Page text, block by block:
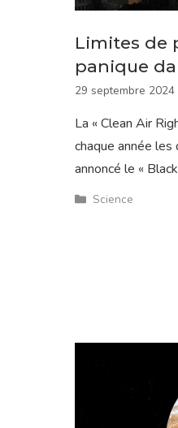
Limites de
panique
29 septembre 2024
La « Clean Air
chaque année les
annoncé le «
Catégories
Science